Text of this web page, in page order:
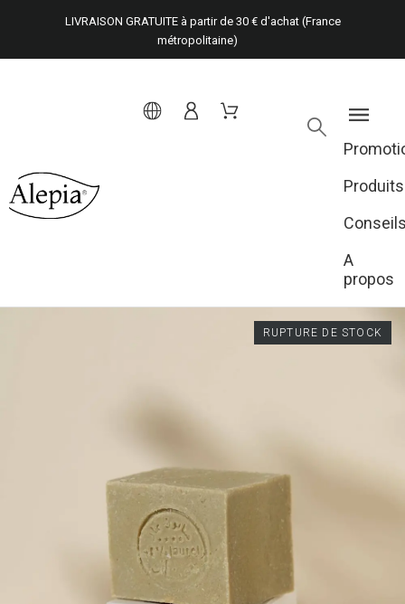
LIVRAISON GRATUITE à partir de 30 € d'achat (France
métropolitaine)
Produits
A
propos
RUPTURE DE STOCK